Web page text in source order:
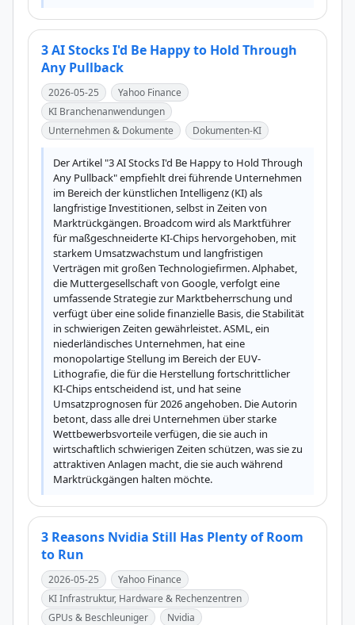
3 AI Stocks I'd Be Happy to Hold Through
Any Pullback
2026-05-25
Yahoo Finance
KI Branchenanwendungen
Unternehmen & Dokumente
Dokumenten-KI
Der Artikel "3 AI Stocks I'd Be Happy to Hold Through
Any Pullback" empfiehlt drei führende Unternehmen
im Bereich der künstlichen Intelligenz (KI) als
langfristige Investitionen, selbst in Zeiten von
Marktrückgängen. Broadcom wird als Marktführer
für maßgeschneiderte KI-Chips hervorgehoben, mit
starkem Umsatzwachstum und langfristigen
Verträgen mit großen Technologiefirmen. Alphabet,
die Muttergesellschaft von Google, verfolgt eine
umfassende Strategie zur Marktbeherrschung und
verfügt über eine solide finanzielle Basis, die Stabilität
in schwierigen Zeiten gewährleistet. ASML, ein
niederländisches Unternehmen, hat eine
monopolartige Stellung im Bereich der EUV-
Lithografie, die für die Herstellung fortschrittlicher
KI-Chips entscheidend ist, und hat seine
Umsatzprognosen für 2026 angehoben. Die Autorin
betont, dass alle drei Unternehmen über starke
Wettbewerbsvorteile verfügen, die sie auch in
wirtschaftlich schwierigen Zeiten schützen, was sie zu
attraktiven Anlagen macht, die sie auch während
Marktrückgängen halten möchte.
3 Reasons Nvidia Still Has Plenty of Room
to Run
2026-05-25
Yahoo Finance
KI Infrastruktur, Hardware & Rechenzentren
GPUs & Beschleuniger
Nvidia